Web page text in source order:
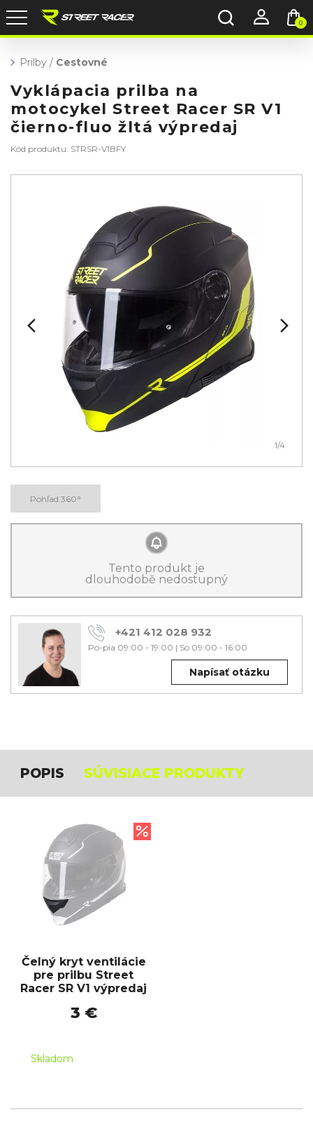
0
Prilby / Cestovné
Vyklápacia prilba na
motocykel Street Racer SR V1
čierno-fluo žltá výpredaj
Kód produktu: STRSR-V1BFY
1/4
Pohľad 360°
Tento produkt je
dlouhodobě nedostupný
+421 412 028 932
Po-pia 09:00 - 19:00 | So 09:00 - 16:00
Napísať otázku
POPIS SÚVISIACE PRODUKTY
Čelný kryt ventilácie
pre prilbu Street
Racer SR V1 výpredaj
3 €
Skladom